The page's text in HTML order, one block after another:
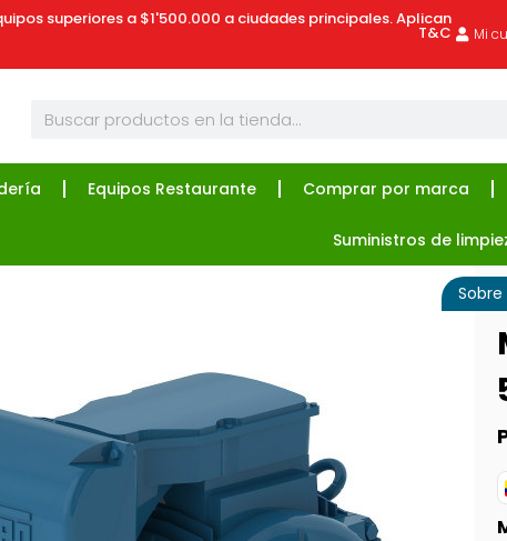
superiores a $1'500.000 a ciudades principales. Aplican
T&C Mi
Equipos Restaurante Comprar por marca
Suministros de